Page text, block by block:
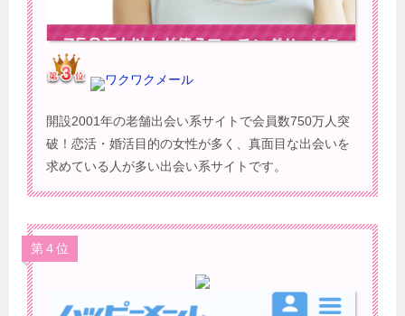
ワクワクメール
開設2001年の老舗出会い系サイトで会員数750万人突
破！恋活・婚活目的の女性が多く、真面目な出会いを
求めている人が多い出会い系サイトです。
第４位